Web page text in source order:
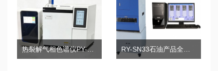
热裂解气相色谱仪PY-GC2020Pro